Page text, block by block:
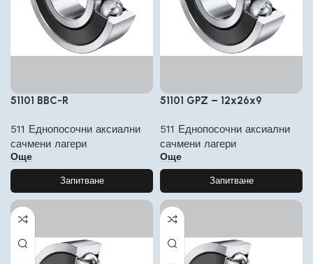
51101 BBC-R
511 Еднопосочни аксиални
сачмени лагери
Още
Запитване
51101 GPZ – 12x26x9
511 Еднопосочни аксиални
сачмени лагери
Още
Запитване